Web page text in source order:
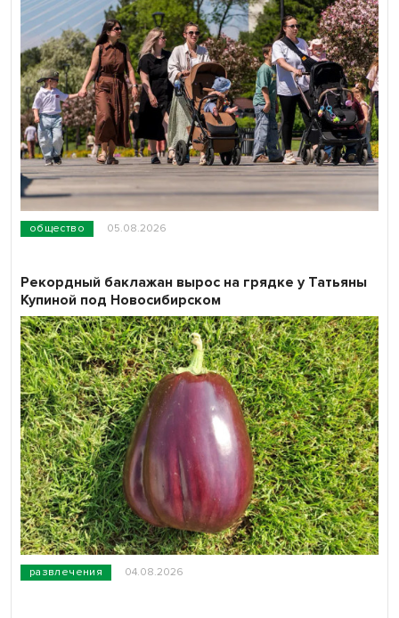
общество 05.08.2026
развлечения 04.08.2026
Рекордный баклажан вырос на грядке у Татьяны
Купиной под Новосибирском